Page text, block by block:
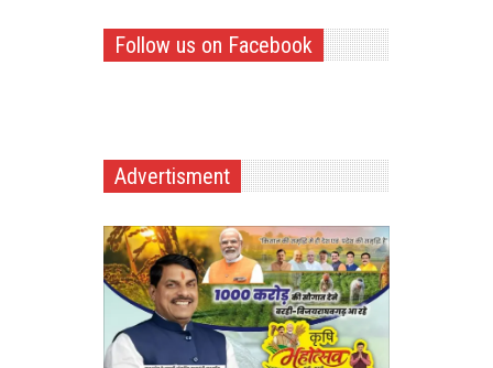
Follow us on Facebook
Advertisment